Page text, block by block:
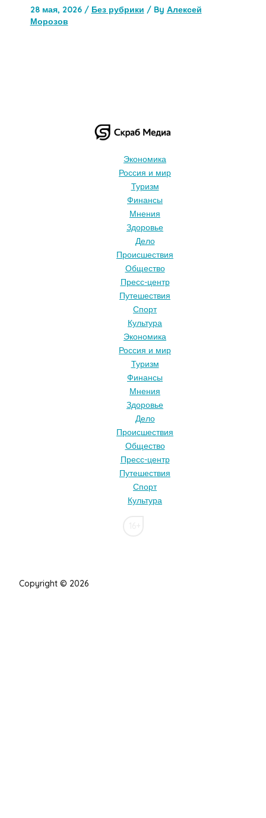
28 мая, 2026 / Без рубрики / By Алексей
Морозов
Экономика
Россия и мир
Туризм
Финансы
Мнения
Здоровье
Дело
Происшествия
Общество
Пресс-центр
Путешествия
Спорт
Культура
Экономика
Россия и мир
Туризм
Финансы
Мнения
Здоровье
Дело
Происшествия
Общество
Пресс-центр
Путешествия
Спорт
Культура
Copyright © 2026